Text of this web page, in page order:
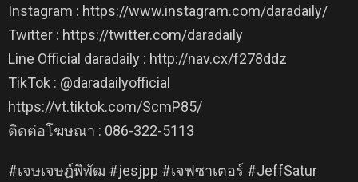
Instagram : https://www.instagram.com/daradaily/
Twitter : https://twitter.com/daradaily
Line Official daradaily : http://nav.cx/f278ddz
TikTok : @daradailyofficial
https://vt.tiktok.com/ScmP85/
ติดต่อโฆษณา : 086-322-5113
#เจษเจษฎ์พิพัฒ #jesjpp #เจฟซาเตอร์ #JeffSatur